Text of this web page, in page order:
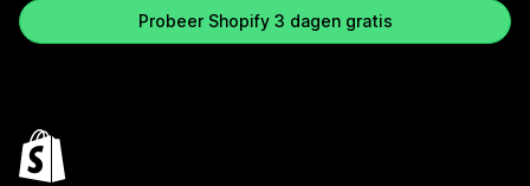
Probeer Shopify 3 dagen gratis